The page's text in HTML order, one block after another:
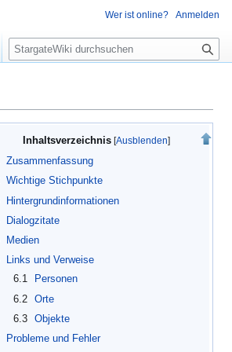
Inhaltsverzeichnis
Zusammenfassung
Wichtige Stichpunkte
Hintergrundinformationen
Dialogzitate
Medien
Links und Verweise
6.1
Personen
6.2
Orte
6.3
Objekte
Probleme und Fehler
Wer ist online? Anmelden
S
u
e